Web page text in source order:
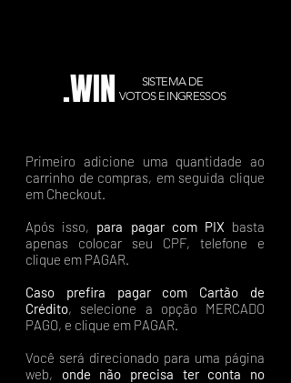
.WIN
SISTEMA DE
VOTOS E INGRESSOS
Primeiro adicione uma quantidade ao
carrinho de compras, em seguida clique
em Checkout.
Após isso, para pagar com PIX basta
apenas colocar seu CPF, telefone e
clique em PAGAR.
Caso prefira pagar com Cartão de
Crédito, selecione a opção MERCADO
PAGO, e clique em PAGAR.
Você será direcionado para uma página
web, onde não precisa ter conta no